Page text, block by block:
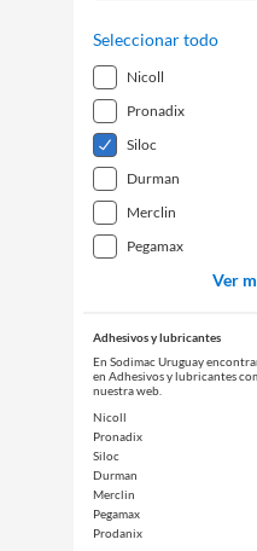
Seleccionar todo
nicoll
pronadix
siloc
durman
merclin
pegamax
Ver
Adhesivos y lubricantes
En Sodimac Uruguay
en Adhesivos y lubricantes
nuestra web.
Nicoll
Pronadix
Siloc
Durman
Merclin
Pegamax
Prodanix